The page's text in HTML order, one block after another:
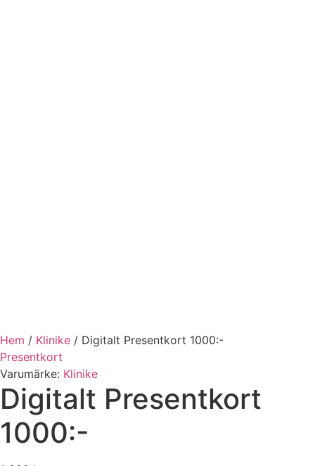
Hem / Klinike / Digitalt Presentkort 1000:-
Presentkort
Varumärke: Klinike
Digitalt Presentkort
1000:-